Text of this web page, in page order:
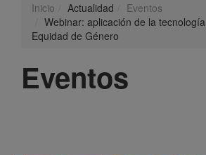
Inicio Actualidad
Eventos
Webinar: aplicación de la
Equidad de Género
Eventos